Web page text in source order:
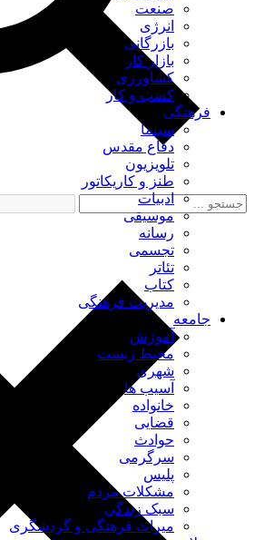
صنعت
انرژی
بازرگانی
بازار کار
کشاورزی
کسب و کار
فرهنگی
سینما
دفاع مقدس
تلویزیون
طنز و کاریکاتور
ادبیات
موسیقی
رسانه
تجسمی
تئاتر
کتاب
مدیریت فرهنگی
جامعه
آموزش
محیط زیست
شهری
آسیب ها
خانواده
قضایی
حوادث
سرگرمی
پلیس
مشکلات مردم
سبک زندگی
میراث فرهنگی و گردشگری